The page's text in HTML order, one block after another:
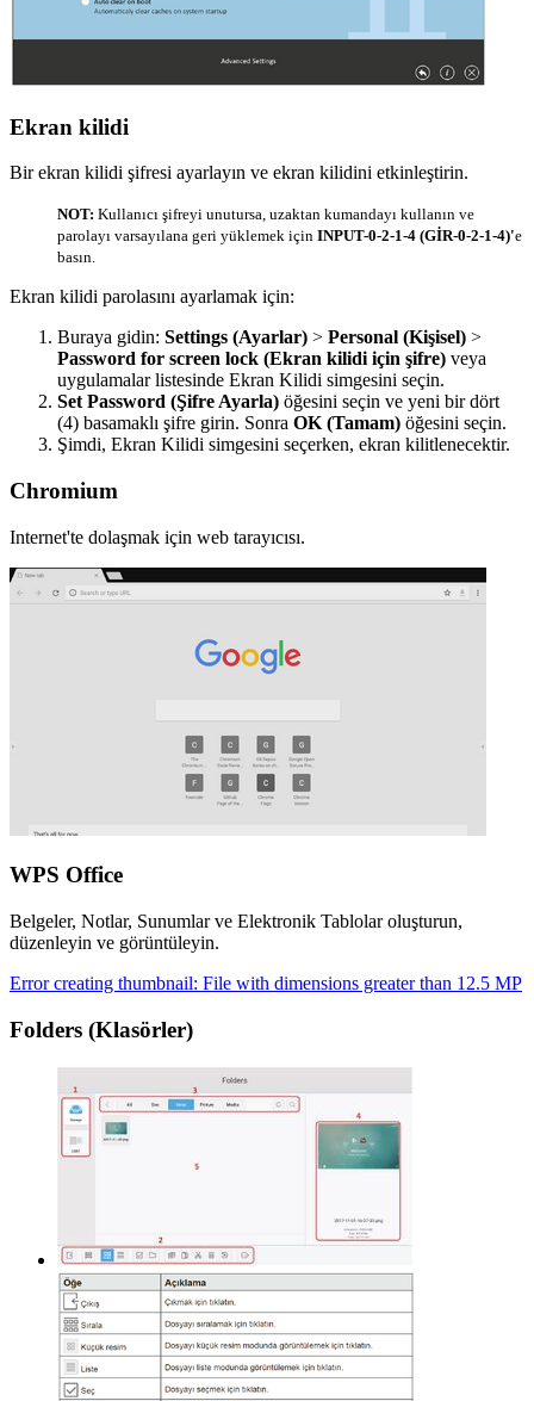
Ekran kilidi
Bir ekran kilidi şifresi ayarlayın ve ekran kilidini etkinleştirin.
NOT: Kullanıcı şifreyi unutursa, uzaktan kumandayı kullanın ve
parolayı varsayılana geri yüklemek için INPUT-0-2-1-4 (GİR-0-2-1-4)'e
basın.
Ekran kilidi parolasını ayarlamak için:
Buraya gidin: Settings (Ayarlar) > Personal (Kişisel) >
Password for screen lock (Ekran kilidi için şifre) veya
uygulamalar listesinde Ekran Kilidi simgesini seçin.
Set Password (Şifre Ayarla) öğesini seçin ve yeni bir dört
(4) basamaklı şifre girin. Sonra OK (Tamam) öğesini seçin.
Şimdi, Ekran Kilidi simgesini seçerken, ekran kilitlenecektir.
Chromium
Internet'te dolaşmak için web tarayıcısı.
WPS Office
Belgeler, Notlar, Sunumlar ve Elektronik Tablolar oluşturun,
düzenleyin ve görüntüleyin.
Error creating thumbnail: File with dimensions greater than 12.5 MP
Folders (Klasörler)